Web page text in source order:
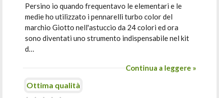
Persino io quando frequentavo le elementari e le
medie ho utilizzato i pennarelli turbo color del
marchio Giotto nell'astuccio da 24 colori ed ora
sono diventati uno strumento indispensabile nel kit
d…
Continua a leggere »
Ottima qualità